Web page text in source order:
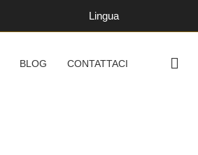
Lingua
BLOG CONTATTACI